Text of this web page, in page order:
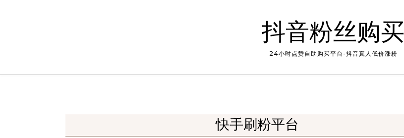
抖音粉丝购买
24小时点赞自助购买平台-抖音真人低价涨粉
快手刷粉平台